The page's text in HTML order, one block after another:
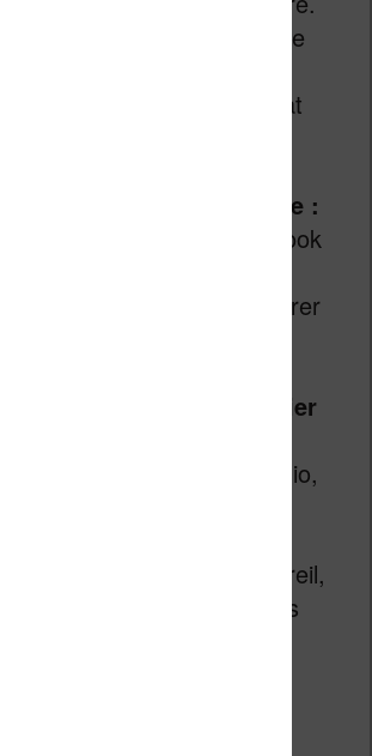
cela, faites un clic droit sur le
le menu déroulant du format
le résultat intermédiaire :
dispose d’un lecteur d’ebook
créé pour vous assurer
ensuite ce fichier
(EPUB pour Kobo ou Vivlio,
connectez l’appareil,
un clic droit sur le livre dans